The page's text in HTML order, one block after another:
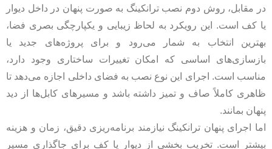
در مقابل، روش دوم نصب ترانکینگ به صورت پنهان در داخل دیوار
یا کف است. این رویکرد به لحاظ زیبایی و یکپارچگی بصری فضا،
بهترین انتخاب به شمار می‌رود و برای پروژه‌های جدید یا
بازسازی‌های اساسی که امکان تغییرات ساختاری وجود دارد،
مناسب است. اجرای این نوع نصب به فضای داخلی اجازه می‌دهد تا
ظاهری کاملاً صاف و تمیز داشته باشد و مسیرهای کابل‌ها از دید
پنهان بمانند.
اما اجرای پنهان ترانکینگ نیازمند برنامه‌ریزی دقیق، زمان و هزینه
بیشتر است. تخریب بخشی از دیوار یا کف برای جاگذاری مسیر